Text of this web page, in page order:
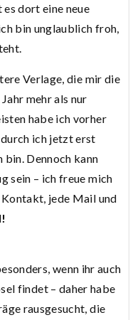
dort eine neue
bin unglaublich froh,
Verlage, die mir die
mehr als nur
habe ich vorher
ich jetzt erst
Dennoch kann
sein – ich freue mich
Kontakt, jede Mail und
wenn ihr auch
findet – daher habe
rausgesucht, die